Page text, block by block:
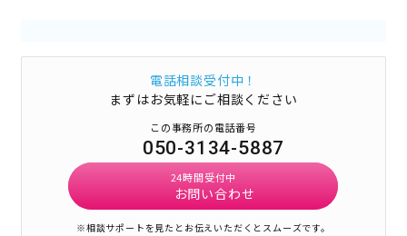
電話相談受付中！
まずはお気軽にご相談ください
この事務所の電話番号
050-3134-5887
24時間受付中
お問い合わせ
※相談サポートを見たとお伝えいただくとスムーズです。